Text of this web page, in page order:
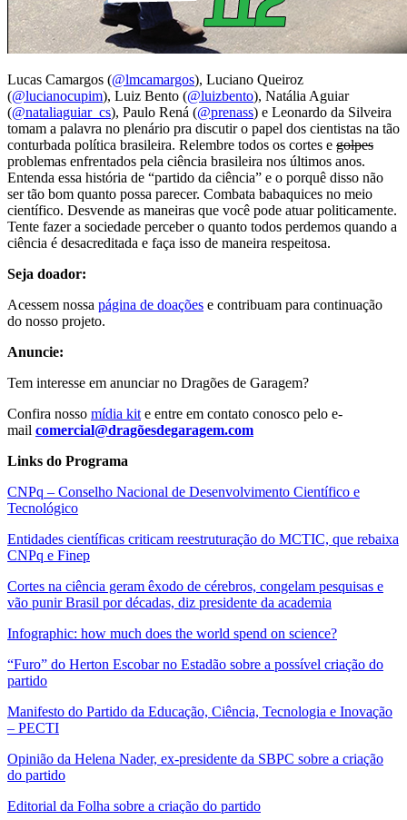
Lucas Camargos (@lmcamargos), Luciano Queiroz
(@lucianocupim), Luiz Bento (@luizbento), Natália Aguiar
(@nataliaguiar_cs), Paulo Rená (@prenass) e Leonardo da Silveira
tomam a palavra no plenário pra discutir o papel dos cientistas na tão
conturbada política brasileira. Relembre todos os cortes e golpes
problemas enfrentados pela ciência brasileira nos últimos anos.
Entenda essa história de “partido da ciência” e o porquê disso não
ser tão bom quanto possa parecer. Combata babaquices no meio
científico. Desvende as maneiras que você pode atuar politicamente.
Tente fazer a sociedade perceber o quanto todos perdemos quando a
ciência é desacreditada e faça isso de maneira respeitosa.
Seja doador:
Acessem nossa página de doações e contribuam para continuação
do nosso projeto.
Anuncie:
Tem interesse em anunciar no Dragões de Garagem?
Confira nosso mídia kit e entre em contato conosco pelo e-
mail comercial@dragõesdegaragem.com
Links do Programa
CNPq – Conselho Nacional de Desenvolvimento Científico e
Tecnológico
Entidades científicas criticam reestruturação do MCTIC, que rebaixa
CNPq e Finep
Cortes na ciência geram êxodo de cérebros, congelam pesquisas e
vão punir Brasil por décadas, diz presidente da academia
Infographic: how much does the world spend on science?
“Furo” do Herton Escobar no Estadão sobre a possível criação do
partido
Manifesto do Partido da Educação, Ciência, Tecnologia e Inovação
– PECTI
Opinião da Helena Nader, ex-presidente da SBPC sobre a criação
do partido
Editorial da Folha sobre a criação do partido